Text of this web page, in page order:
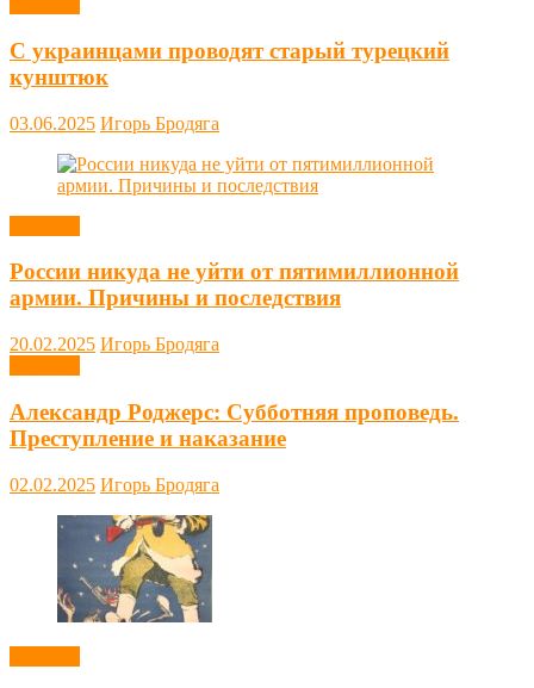
С украинцами проводят старый турецкий
кунштюк
03.06.2025 Игорь Бродяга
России никуда не уйти от пятимиллионной
армии. Причины и последствия
20.02.2025 Игорь Бродяга
Александр Роджерс: Субботняя проповедь.
Преступление и наказание
02.02.2025 Игорь Бродяга